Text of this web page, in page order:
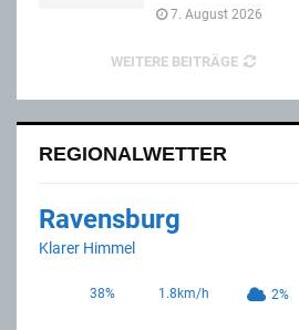
7. August 2026
WEITERE BEITRÄGE
REGIONALWETTER
Ravensburg
Klarer Himmel
38% 1.8km/h 2%